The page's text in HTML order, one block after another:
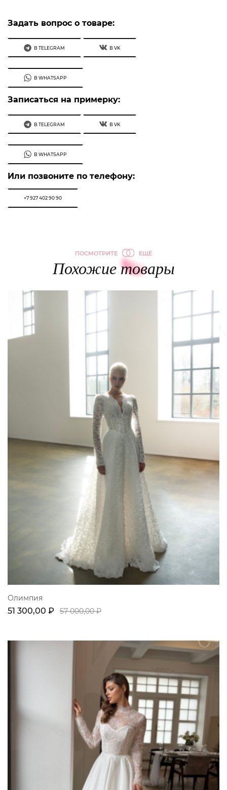
Задать вопрос о товаре:
В TELEGRAM В VK
В WHATSAPP
Записаться на примерку:
В TELEGRAM В VK
В WHATSAPP
Или позвоните по телефону:
+7 927 402 90 90
ПОСМОТРИТЕ ЕЩЁ
Похожие товары
Олимпия
51 300,00 ₽ 57 000,00 ₽